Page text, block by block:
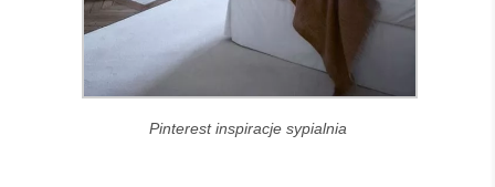
Pinterest inspiracje sypialnia